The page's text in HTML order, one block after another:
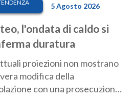
5 Agosto 2026
l'ondata di caldo si
duratura
proiezioni non mostrano
modifica della
con una prosecuzione